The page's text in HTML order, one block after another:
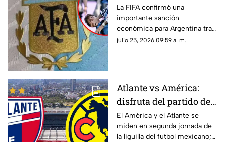
fuerte MULTA que
deberá pagar tras la
final ante España |
VIDEO
La FIFA confirmó una
importante sanción
económica para Argentina tras
la final de la Copa Mundial de la
julio 25, 2026 09:59 a. m.
Atlante vs América:
disfruta del partido de
laliga MX EN VIVO y
totalmente GRATIS aquí
El América y el Atlante se
miden en segunda jornada de
la liguilla del futbol mexicano;